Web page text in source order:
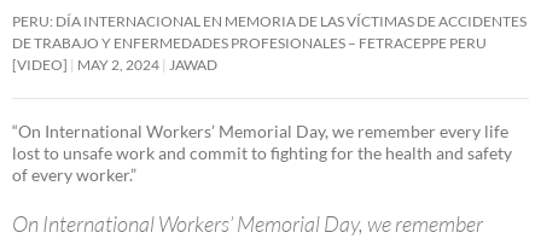
PERU: DÍA INTERNACIONAL EN MEMORIA DE LAS VÍCTIMAS DE ACCIDENTES
DE TRABAJO Y ENFERMEDADES PROFESIONALES – FETRACEPPE PERU
[VIDEO]
MAY 2, 2024 JAWAD
“On International Workers’ Memorial Day, we remember every life
lost to unsafe work and commit to fighting for the health and safety
of every worker.”
On International Workers’ Memorial Day, we remember